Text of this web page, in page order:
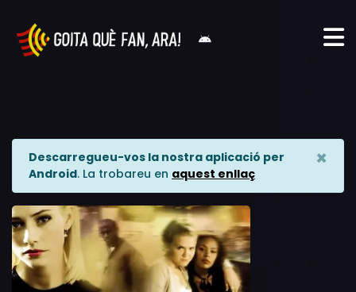
Descarregueu-vos la nostra aplicació per
Android. La trobareu en aquest enllaç
×